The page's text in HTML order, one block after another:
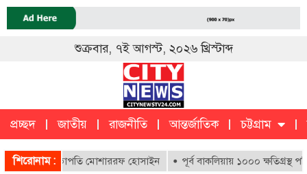
শুক্রবার, ৭ই আগস্ট, ২০২৬ খ্রিস্টাব্দ
প্রচ্ছদ জাতীয় রাজনীতি আন্তর্জাতিক চট্টগ্রাম
চট্টগ্রাম
শিরোনাম :
পুনরায় সভাপতি মোশাররফ হোসাইন পূর্ব বাকলিয়ায় ১০০০ ক্ষতিগ্রস্থ